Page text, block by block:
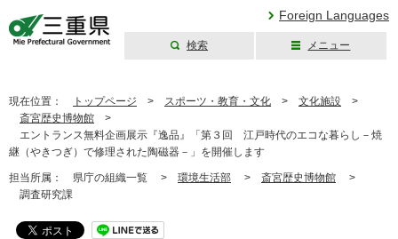
Foreign Languages
検索 メニュー
現在位置： トップページ > スポーツ・教育・文化 > 文化施設 >
斎宮歴史博物館 >
エントランス無料企画展示『逸品』「第３回 江戸時代のエコな暮らし－焼
継（やきつぎ）で修理された陶磁器－」を開催します
担当所属： 県庁の組織一覧 > 環境生活部 > 斎宮歴史博物館 >
調査研究課